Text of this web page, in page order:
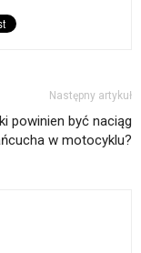
Następny artykuł
powinien być naciąg
w motocyklu?